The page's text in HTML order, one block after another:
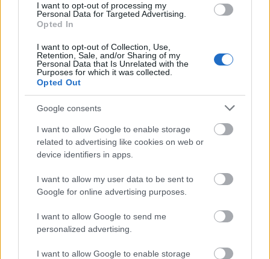
I want to opt-out of processing my
Personal Data for Targeted Advertising.
Opted In
I want to opt-out of Collection, Use,
Retention, Sale, and/or Sharing of my
Personal Data that Is Unrelated with the
Purposes for which it was collected.
Opted Out
Google consents
I want to allow Google to enable storage
related to advertising like cookies on web or
device identifiers in apps.
I want to allow my user data to be sent to
Google for online advertising purposes.
I want to allow Google to send me
personalized advertising.
I want to allow Google to enable storage
4. Rebegő pillák